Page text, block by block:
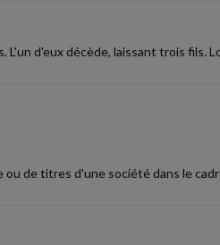
d'eux décède, laissant trois fils.
de titres d'une société dans le